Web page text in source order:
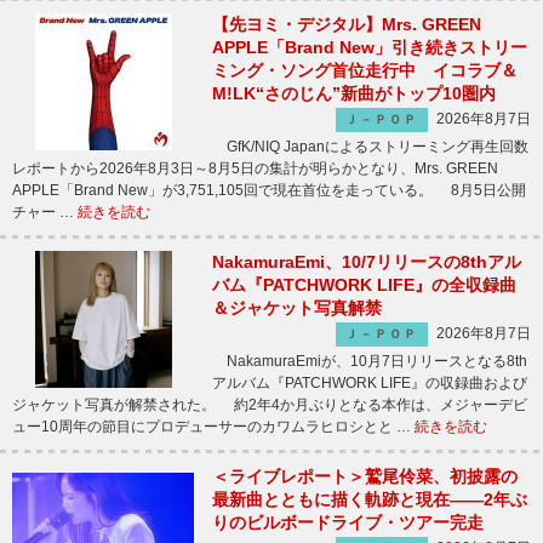
【先ヨミ・デジタル】Mrs. GREEN
APPLE「Brand New」引き続きストリー
ミング・ソング首位走行中 イコラブ＆
M!LK“さのじん”新曲がトップ10圏内
Ｊ－ＰＯＰ
2026年8月7日
GfK/NIQ Japanによるストリーミング再生回数
レポートから2026年8月3日～8月5日の集計が明らかとなり、Mrs. GREEN
APPLE「Brand New」が3,751,105回で現在首位を走っている。 8月5日公開
チャー … 続きを読む
NakamuraEmi、10/7リリースの8thアル
バム『PATCHWORK LIFE』の全収録曲
＆ジャケット写真解禁
Ｊ－ＰＯＰ
2026年8月7日
NakamuraEmiが、10月7日リリースとなる8th
アルバム『PATCHWORK LIFE』の収録曲および
ジャケット写真が解禁された。 約2年4か月ぶりとなる本作は、メジャーデビ
ュー10周年の節目にプロデューサーのカワムラヒロシとと … 続きを読む
＜ライブレポート＞鷲尾伶菜、初披露の
最新曲とともに描く軌跡と現在――2年ぶ
りのビルボードライブ・ツアー完走